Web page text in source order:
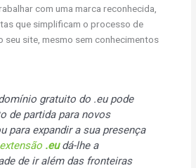
com uma marca reconhecida,
que simplificam o processo de
seu site, mesmo sem conhecimentos
gratuito do .eu pode
de partida para novos
para expandir a sua presença
.eudá-lhe a
de ir além das fronteiras